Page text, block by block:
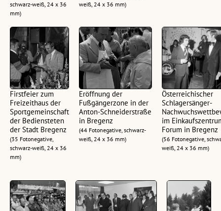
schwarz-weiß, 24 x 36
mm)
weiß, 24 x 36 mm)
Firstfeier zum
Freizeithaus der
Sportgemeinschaft
der Bediensteten
der Stadt Bregenz
(35 Fotonegative,
schwarz-weiß, 24 x 36
mm)
Eröffnung der
Fußgängerzone in der
Anton-Schneiderstraße
in Bregenz
(44 Fotonegative, schwarz-
weiß, 24 x 36 mm)
Österreichischer
Schlagersänger-
im
Forum in Bregenz
(56 Fotonegative,
weiß, 24 x 36 mm)